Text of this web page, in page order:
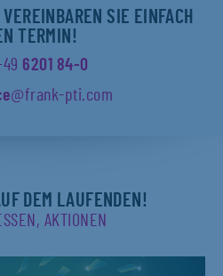
VEREINBAREN SIE EINFACH
TERMIN!
6201 84-0
@frank-pti.com
DEM LAUFENDEN!
AKTIONEN